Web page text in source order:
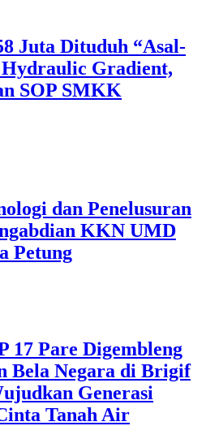
Juta Dituduh “Asal-
Gradient,
SOP SMKK
dan Penelusuran
KKN UMD
Petung
17 Pare Digembleng
Bela Negara di Brigif
Generasi
Tanah Air